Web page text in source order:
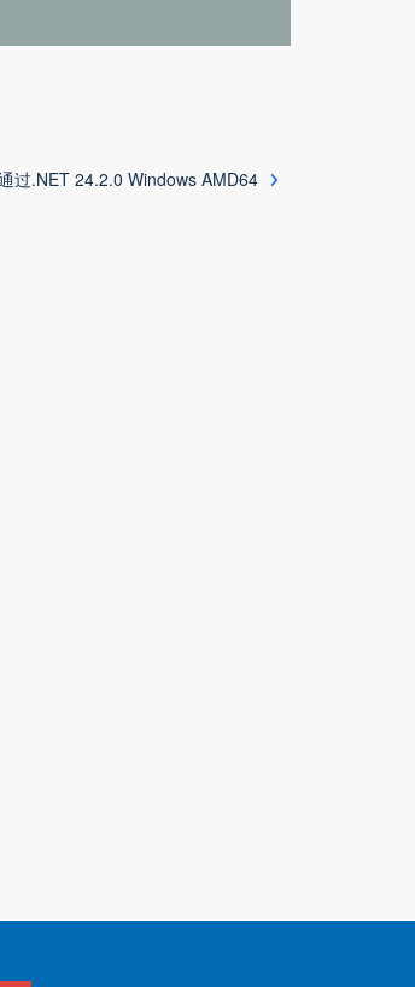
过.NET 24.2.0 Windows AMD64